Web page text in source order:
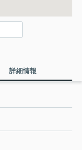
詳細情報